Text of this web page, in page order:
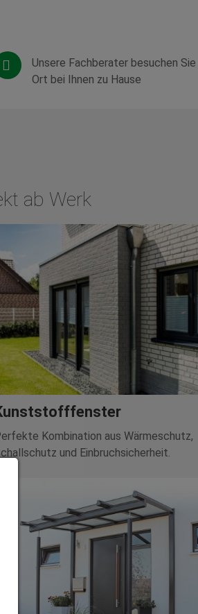
Unsere Fachberater besuchen
Ort bei Ihnen zu Hause
ab Werk
Kombination aus Wärmeschutz,
und Einbruchsicherheit.